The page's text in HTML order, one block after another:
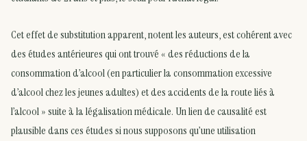
Cet effet de substitution apparent, notent les auteurs, est cohérent avec
des études antérieures qui ont trouvé « des réductions de la
consommation d’alcool (en particulier la consommation excessive
d’alcool chez les jeunes adultes) et des accidents de la route liés à
l’alcool » suite à la légalisation médicale. Un lien de causalité est
plausible dans ces études si nous supposons qu’une utilisation